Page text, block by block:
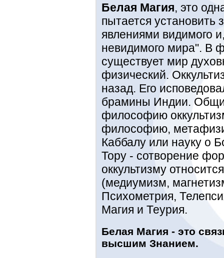
Белая Магия, это
пытается
явлениями видимого
невидимого мира". В
существует мир
физический.
назад. Его
брамины Индии.
философию
философию,
Каббалу или науку о
Тору - сотворение
оккультизму
(медиумизм,
Психометрия,
Магия и Теурия.
Белая Магия - это
высшим Знанием.